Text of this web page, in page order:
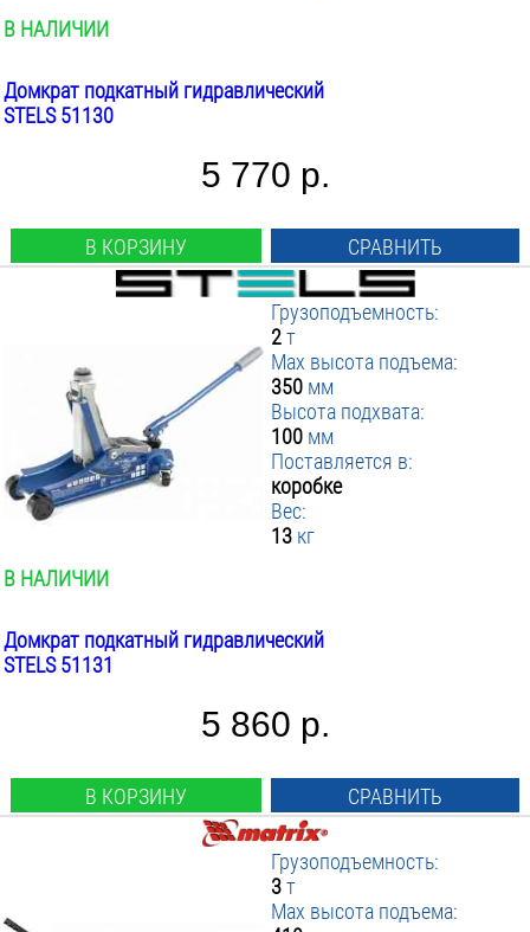
В НАЛИЧИИ
Домкрат подкатный гидравлический
STELS 51130
5 770 р.
В КОРЗИНУ СРАВНИТЬ
Грузоподъемность:
2т
Max высота подъема:
350 мм
Высота подхвата:
100 мм
Поставляется в:
коробке
Вес:
13 кг
В НАЛИЧИИ
Домкрат подкатный гидравлический
STELS 51131
5 860 р.
В КОРЗИНУ СРАВНИТЬ
Грузоподъемность:
3т
Max высота подъема: